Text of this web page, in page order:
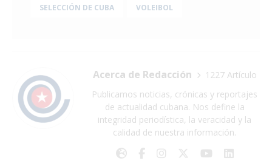
SELECCIÓN DE CUBA VOLEIBOL
Acerca de Redacción
1227 Artículo
Publicamos noticias, crónicas y reportajes
de actualidad cubana. Nos define la
integridad periodística, la veracidad y la
calidad de nuestra información.